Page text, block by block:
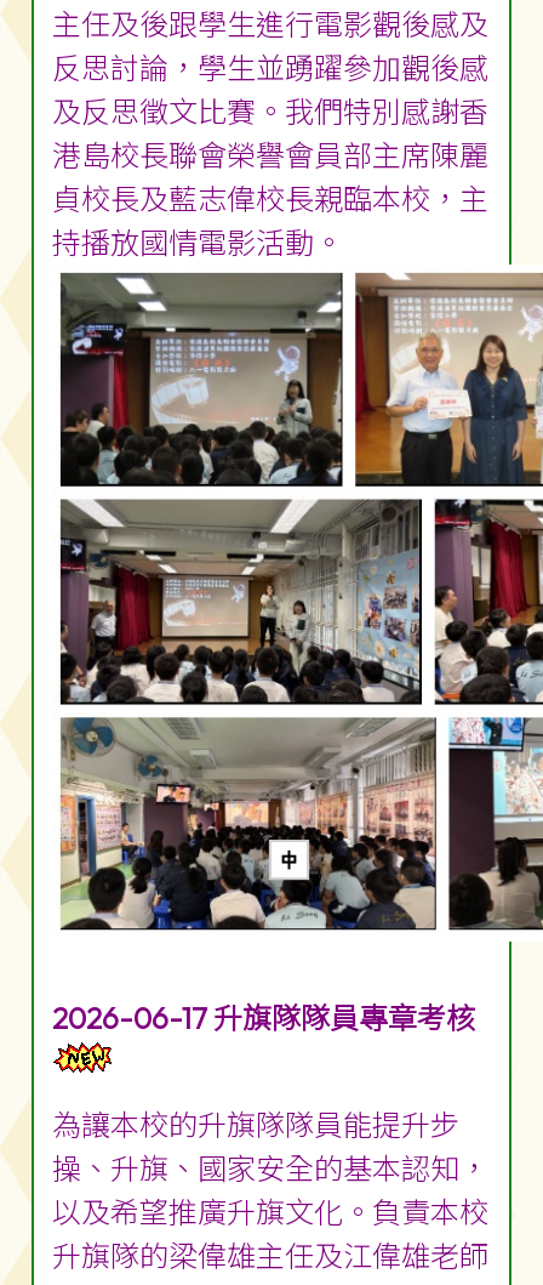
主任及後跟學生進行電影觀後感及
反思討論，學生並踴躍參加觀後感
及反思徵文比賽。我們特別感謝香
港島校長聯會榮譽會員部主席陳麗
貞校長及藍志偉校長親臨本校，主
持播放國情電影活動。
2026-06-17 升旗隊隊員專章考核
為讓本校的升旗隊隊員能提升步
操、升旗、國家安全的基本認知，
以及希望推廣升旗文化。負責本校
升旗隊的梁偉雄主任及江偉雄老師